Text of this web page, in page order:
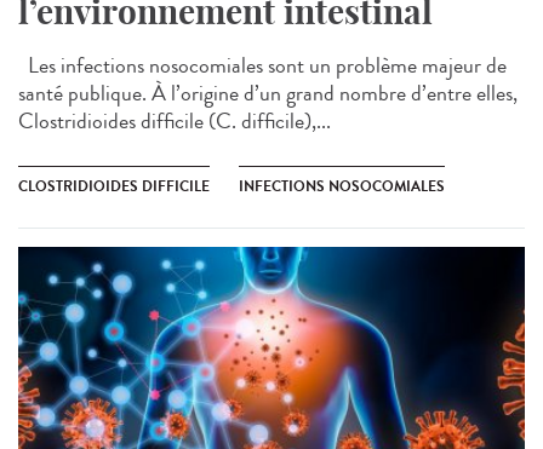
l’environnement intestinal
Les infections nosocomiales sont un problème majeur de
santé publique. À l’origine d’un grand nombre d’entre elles,
Clostridioides difficile (C. difficile),...
CLOSTRIDIOIDES DIFFICILE INFECTIONS NOSOCOMIALES